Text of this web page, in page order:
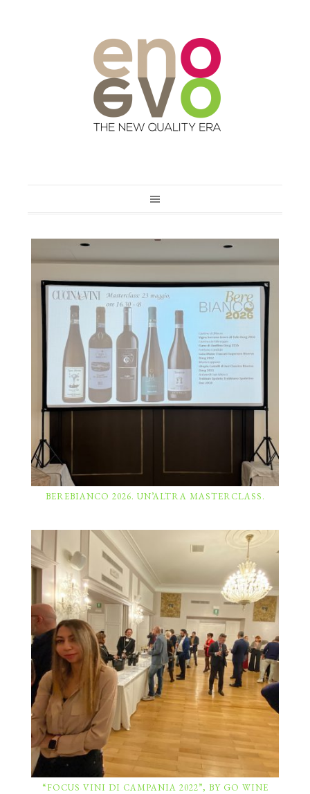
BEREBIANCO 2026. UN’ALTRA MASTERCLASS.
“FOCUS VINI DI CAMPANIA 2022”, BY GO WINE